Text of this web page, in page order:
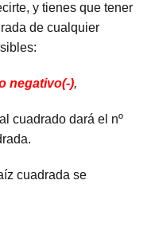
y tienes que tener
de cualquier
negativo(-),
cuadrado dará el nº
cuadrada se